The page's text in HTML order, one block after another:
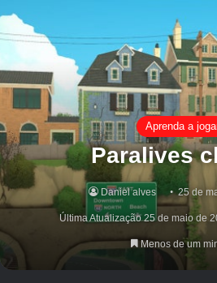
Aprenda a
Paralives
Daniel alves 25 de
Última Atualização 25 de maio de
Menos de um